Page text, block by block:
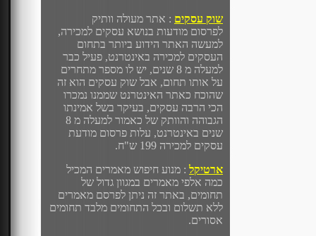
שוק עסקים : אתר מעולה וותיק
לפרסום מודעות בנושא עסקים למכירה,
למעשה האתר הידוע ביותר בתחום
העסקים למכירה באינטרנט, פעיל כבר
למעלה מ 8 שנים, יש לו מספר מתחרים
על אותו תחום, אבל שוק עסקים הוא זה
שהוכח כאתר האינטרנט שממנו נמכרו
הכי הרבה עסקים, בעיקר בשל אמינתו
הגבוהה והוותק של כאמור למעלה מ 8
שנים באינטרנט, עלות פרסום מודעת
עסקים למכירה 199 ש"ח.
ארטיקל : מנוע חיפוש מאמרים המכיל
כמה אלפי מאמרים במגוון גדול של
תחומים, באתר זה ניתן לפרסם מאמרים
ללא תשלום ובכל התחומים מלבד תחומים
אסורים.